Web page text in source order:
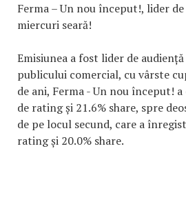
Ferma – Un nou început!, lider
miercuri seară!
Emisiunea a fost lider de
publicului comercial, cu vârste
de ani, Ferma - Un nou început!
de rating și 21.6% share, spre
de pe locul secund, care a
rating și 20.0% share.